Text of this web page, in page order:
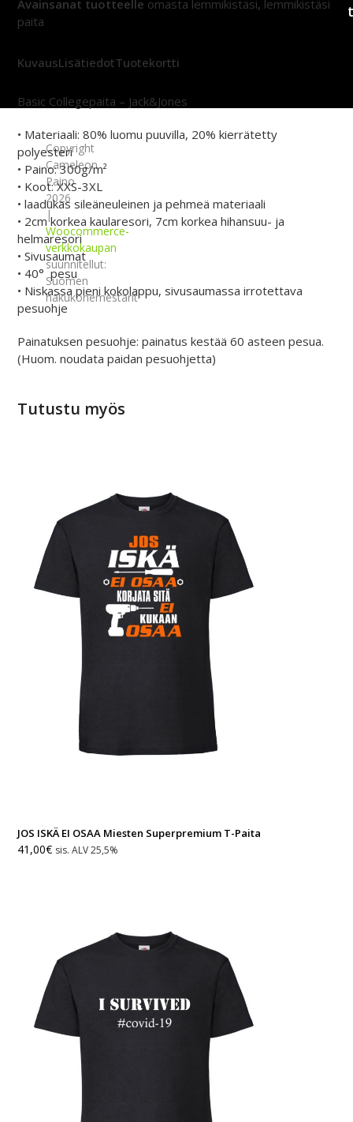
Avainsanat tuotteelle omasta lemmikistäsi, lemmikistäsi
paita
KuvausLisätiedotTuotekortti
Basic Collegepaita – Jack&Jones
• Materiaali: 80% luomu puuvilla, 20% kierrätetty
polyesteri
• Paino: 300g/m²
• Koot: XXS-3XL
• laadukas sileäneuleinen ja pehmeä materiaali
• 2cm korkea kaularesori, 7cm korkea hihansuu- ja
helmaresori
• Sivusaumat
• 40° pesu
• Niskassa pieni kokolappu, sivusaumassa irrotettava
pesuohje
Painatuksen pesuohje: painatus kestää 60 asteen pesua.
(Huom. noudata paidan pesuohjetta)
Tutustu myös
JOS ISKÄ EI OSAA Miesten Superpremium T-Paita
41,00€ sis. ALV 25,5%
t
Copyright
Cameleon
Paino
2026
|
Woocommerce-
verkkokaupan
suunnitellut:
Suomen
hakukonemestarit